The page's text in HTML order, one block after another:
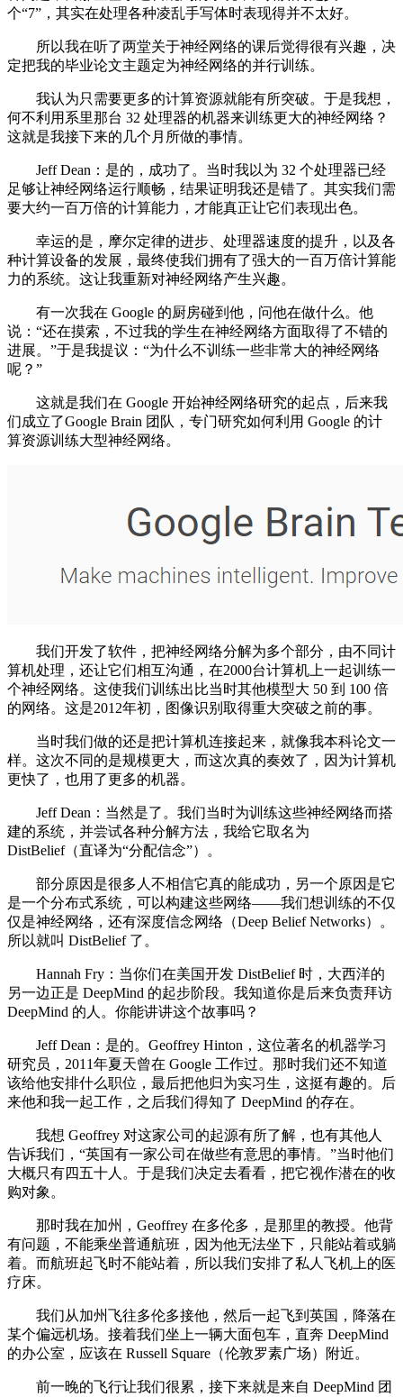
个“7”，其实在处理各种凌乱手写体时表现得并不太好。
所以我在听了两堂关于神经网络的课后觉得很有兴趣，决
定把我的毕业论文主题定为神经网络的并行训练。
我认为只需要更多的计算资源就能有所突破。于是我想，
何不利用系里那台 32 处理器的机器来训练更大的神经网络？
这就是我接下来的几个月所做的事情。
Jeff Dean：是的，成功了。当时我以为 32 个处理器已经
足够让神经网络运行顺畅，结果证明我还是错了。其实我们需
要大约一百万倍的计算能力，才能真正让它们表现出色。
幸运的是，摩尔定律的进步、处理器速度的提升，以及各
种计算设备的发展，最终使我们拥有了强大的一百万倍计算能
力的系统。这让我重新对神经网络产生兴趣。
有一次我在 Google 的厨房碰到他，问他在做什么。他
说：“还在摸索，不过我的学生在神经网络方面取得了不错的
进展。”于是我提议：“为什么不训练一些非常大的神经网络
呢？”
这就是我们在 Google 开始神经网络研究的起点，后来我
们成立了Google Brain 团队，专门研究如何利用 Google 的计
算资源训练大型神经网络。
我们开发了软件，把神经网络分解为多个部分，由不同计
算机处理，还让它们相互沟通，在2000台计算机上一起训练一
个神经网络。这使我们训练出比当时其他模型大 50 到 100 倍
的网络。这是2012年初，图像识别取得重大突破之前的事。
当时我们做的还是把计算机连接起来，就像我本科论文一
样。这次不同的是规模更大，而这次真的奏效了，因为计算机
更快了，也用了更多的机器。
Jeff Dean：当然是了。我们当时为训练这些神经网络而搭
建的系统，并尝试各种分解方法，我给它取名为
DistBelief（直译为“分配信念”）。
部分原因是很多人不相信它真的能成功，另一个原因是它
是一个分布式系统，可以构建这些网络——我们想训练的不仅
仅是神经网络，还有深度信念网络（Deep Belief Networks）。
所以就叫 DistBelief 了。
Hannah Fry：当你们在美国开发 DistBelief 时，大西洋的
另一边正是 DeepMind 的起步阶段。我知道你是后来负责拜访
DeepMind 的人。你能讲讲这个故事吗？
Jeff Dean：是的。Geoffrey Hinton，这位著名的机器学习
研究员，2011年夏天曾在 Google 工作过。那时我们还不知道
该给他安排什么职位，最后把他归为实习生，这挺有趣的。后
来他和我一起工作，之后我们得知了 DeepMind 的存在。
我想 Geoffrey 对这家公司的起源有所了解，也有其他人
告诉我们，“英国有一家公司在做些有意思的事情。”当时他们
大概只有四五十人。于是我们决定去看看，把它视作潜在的收
购对象。
那时我在加州，Geoffrey 在多伦多，是那里的教授。他背
有问题，不能乘坐普通航班，因为他无法坐下，只能站着或躺
着。而航班起飞时不能站着，所以我们安排了私人飞机上的医
疗床。
我们从加州飞往多伦多接他，然后一起飞到英国，降落在
某个偏远机场。接着我们坐上一辆大面包车，直奔 DeepMind
的办公室，应该在 Russell Square（伦敦罗素广场）附近。
前一晚的飞行让我们很累，接下来就是来自 DeepMind 团